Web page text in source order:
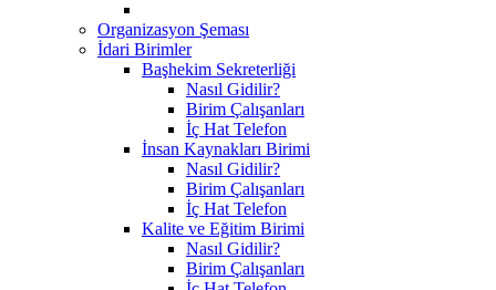
Organizasyon Şeması
İdari Birimler
Başhekim Sekreterliği
Nasıl Gidilir?
Birim Çalışanları
İç Hat Telefon
İnsan Kaynakları Birimi
Nasıl Gidilir?
Birim Çalışanları
İç Hat Telefon
Kalite ve Eğitim Birimi
Nasıl Gidilir?
Birim Çalışanları